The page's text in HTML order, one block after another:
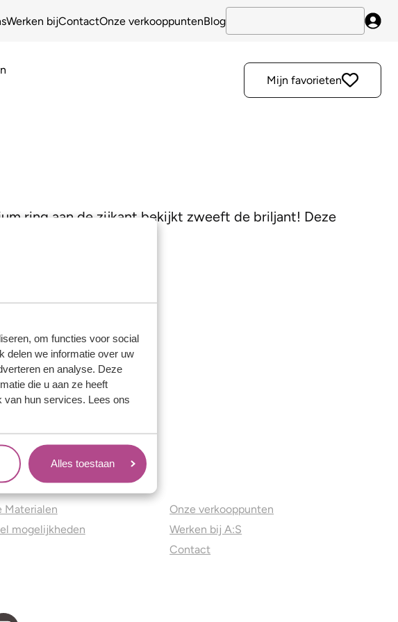
om functies voor social
delen we informatie over uw
en analyse. Deze
die u aan ze heeft
van hun services. Lees ons
Alles toestaan
Werken bijContactOnze verkooppuntenBlog
Mijn favorieten
ring aan de zijkant bekijkt zweeft de briljant! Deze
Materialen
mogelijkheden
Onze verkooppunten
Werken bij A:S
Contact